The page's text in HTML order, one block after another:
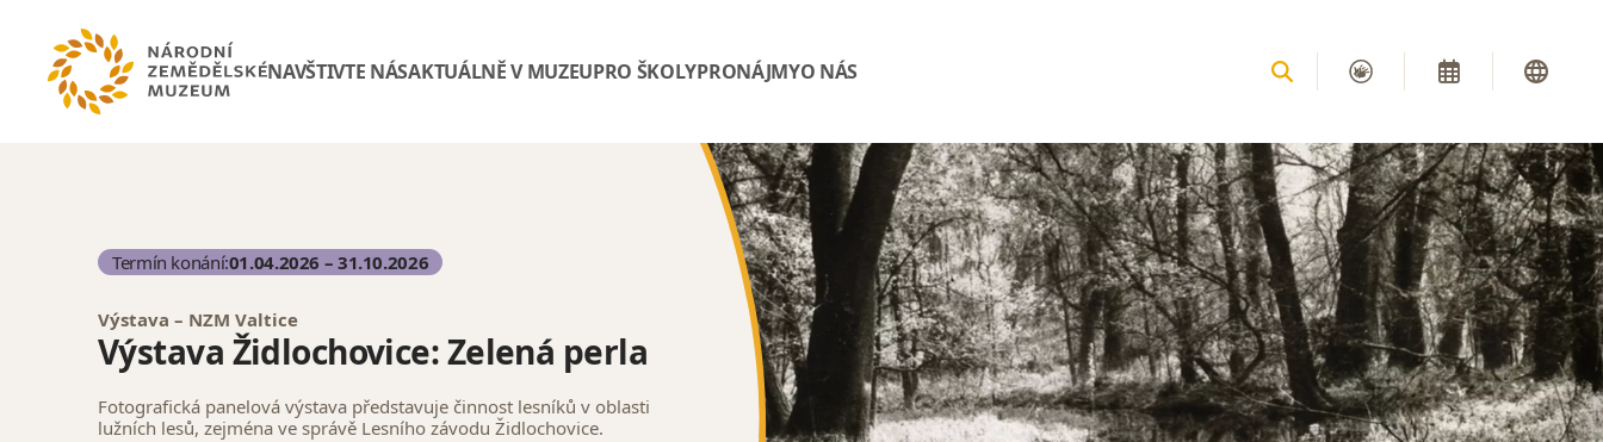
NAVŠTIVTE NÁSAKTUÁLNĚ V MUZEUPRO ŠKOLYPRONÁJMYO NÁS
Termín konání:01.04.2026 – 31.10.2026
Výstava – NZM Valtice
Výstava Židlochovice: Zelená perla
Fotografická panelová výstava představuje činnost lesníků v oblasti
lužních lesů, zejména ve správě Lesního závodu Židlochovice.